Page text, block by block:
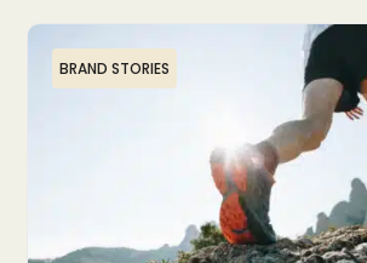
BRAND STORIES